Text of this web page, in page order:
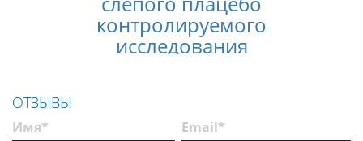
контролируемого
исследования
ОТЗЫВЫ
Имя* Email*